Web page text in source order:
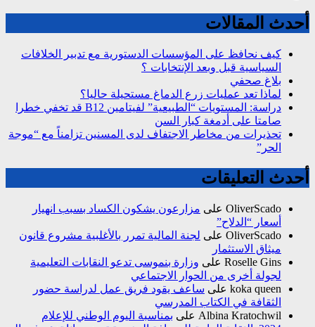
أحدث المقالات
كيف نحافظ على المؤسسات الدستورية مع تدبير الخلافات
السياسية قبل وبعد الإنتخابات ؟
بلاغ صحفي
لماذا تعد عمليات زرع الدماغ مستحيلة حاليا؟
دراسة: المستويات “الطبيعية” لفيتامين B12 قد تخفي خطرا
صامتا على أدمغة كبار السن
تحذيرات من مخاطر الاجتفاف لدى المسنين تزامناً مع “موجة
الحر”
أحدث التعليقات
OliverScado على مزارعون يشكون الكساد بسبب انهيار
أسعار “الدلاح”
OliverScado على لجنة المالية تمرر بالأغلبية مشروع قانون
ميثاق الاستثمار
Roselle Gins على وزارة بنموسى تدعو النقابات التعليمية
لجولة أخرى من الحوار الاجتماعي
koka queen على ساعف يقود فريق عمل لدراسة حضور
الثقافة في الكتاب المدرسي
Albina Kratochwil على بمناسبة اليوم الوطني للإعلام